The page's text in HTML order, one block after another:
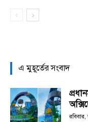
এ মুহূর্তের সংবাদ